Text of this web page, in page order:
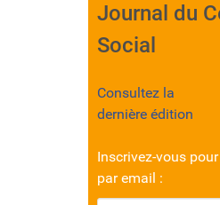
Journal du
Social
Consultez la
dernière édition
Inscrivez-vous
par email :